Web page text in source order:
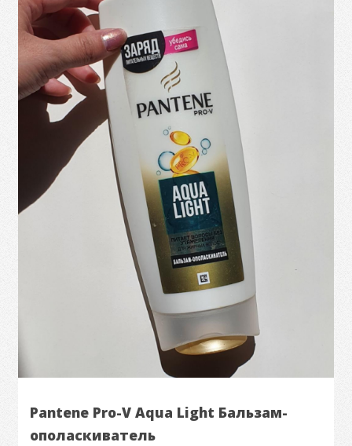
Pantene Pro-V Aqua Light Бальзам-
ополаскиватель